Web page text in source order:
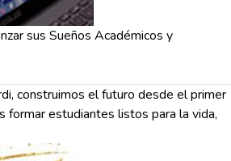
sus Sueños Académicos y
construimos el futuro desde el primer
formar estudiantes listos para la vida,